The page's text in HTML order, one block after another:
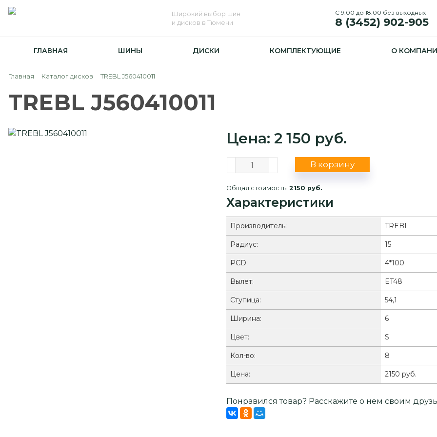
Широкий выбор шин
и дисков в Тюмени
С 9.00 до 18.00 без выходных
8 (3452) 902-905
ГЛАВНАЯ ШИНЫ ДИСКИ КОМПЛЕКТУЮЩИЕ О
Главная Каталог дисков TREBL J560410011
TREBL J560410011
Цена: 2 150 руб.
В корзину
Общая стоимость: 2150 руб.
Характеристики
Производитель: TREBL
Радиус: 15
PCD: 4*100
Вылет: ET48
Ступица: 54,1
Ширина: 6
Цвет: S
Кол-во: 8
Цена: 2150 руб.
Понравился товар? Расскажите о нем своим